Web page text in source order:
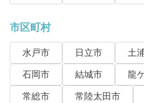
市区町村
水戸市 日立市 土
石岡市
結城市 龍
常総市
常陸太田市